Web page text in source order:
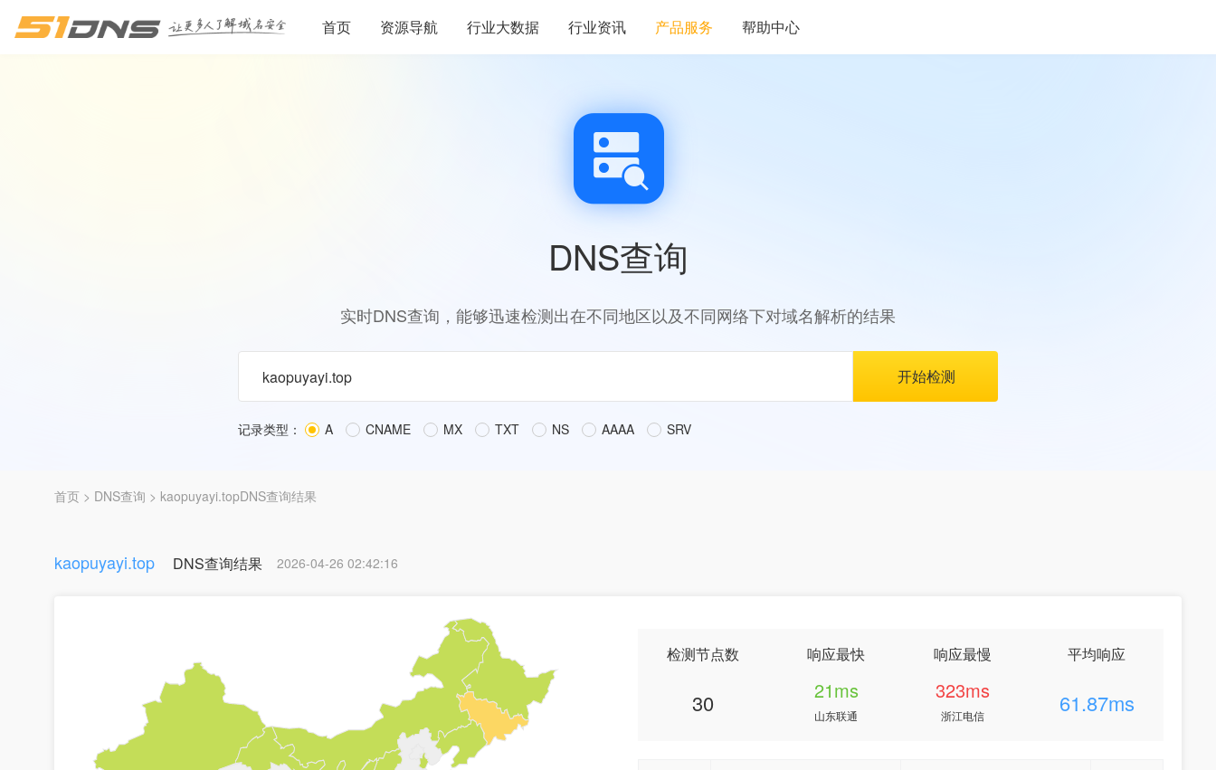
首页 资源导航 行业大数据 行业资讯 产品服务 帮助中心
DNS查询
实时DNS查询，能够迅速检测出在不同地区以及不同网络下对域名解析的结果
记录类型： A CNAME MX TXT NS AAAA SRV
首页 > DNS查询 > kaopuyayi.topDNS查询结果
kaopuyayi.top DNS查询结果 2026-04-26 02:42:16
检测节点数
30
响应最快
21ms
山东联通
响应最慢
323ms
浙江电信
平均响应
61.87ms